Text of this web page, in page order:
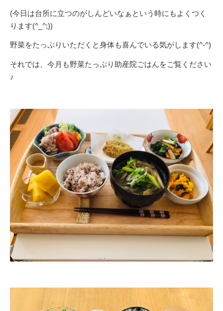
(今日は台所に立つのがしんどいなぁという時にもよくつく
ります(^_^;))
野菜をたっぷりいただくと身体も喜んでいる気がします(^-^)
それでは、今月も野菜たっぷり助産院ごはんをご覧ください
♪